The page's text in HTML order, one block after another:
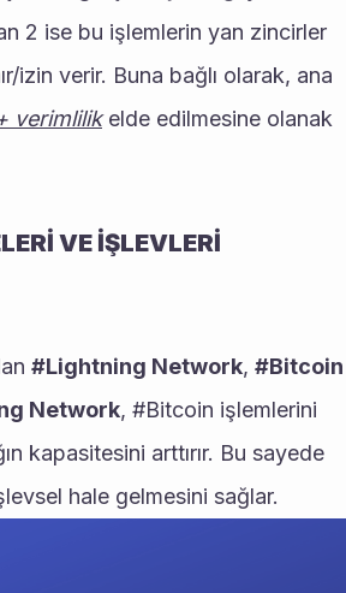
2 ise bu işlemlerin yan zincirler
izin verir. Buna bağlı olarak, ana
verimlilik elde edilmesine olanak
VE İŞLEVLERİ
#Lightning Network, #Bitcoin
Network, #Bitcoin işlemlerini
kapasitesini arttırır. Bu sayede
hale gelmesini sağlar.